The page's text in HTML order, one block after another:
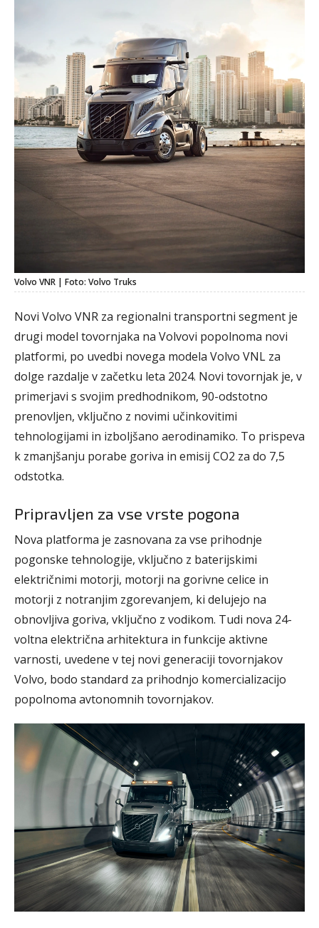
Volvo VNR | Foto: Volvo Truks
Novi Volvo VNR za regionalni transportni segment je
drugi model tovornjaka na Volvovi popolnoma novi
platformi, po uvedbi novega modela Volvo VNL za
dolge razdalje v začetku leta 2024. Novi tovornjak je, v
primerjavi s svojim predhodnikom, 90-odstotno
prenovljen, vključno z novimi učinkovitimi
tehnologijami in izboljšano aerodinamiko. To prispeva
k zmanjšanju porabe goriva in emisij CO2 za do 7,5
odstotka.
Pripravljen za vse vrste pogona
Nova platforma je zasnovana za vse prihodnje
pogonske tehnologije, vključno z baterijskimi
električnimi motorji, motorji na gorivne celice in
motorji z notranjim zgorevanjem, ki delujejo na
obnovljiva goriva, vključno z vodikom. Tudi nova 24-
voltna električna arhitektura in funkcije aktivne
varnosti, uvedene v tej novi generaciji tovornjakov
Volvo, bodo standard za prihodnjo komercializacijo
popolnoma avtonomnih tovornjakov.